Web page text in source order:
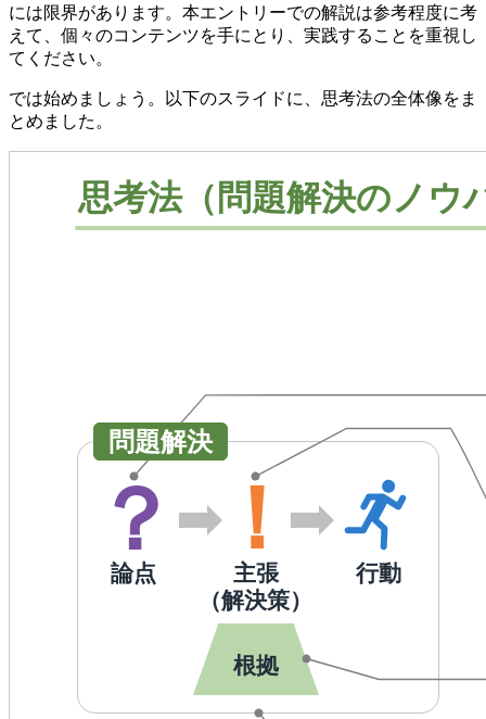
には限界があります。本エントリーでの解説は参考程度に考
えて、個々のコンテンツを手にとり、実践することを重視し
てください。
では始めましょう。以下のスライドに、思考法の全体像をま
とめました。